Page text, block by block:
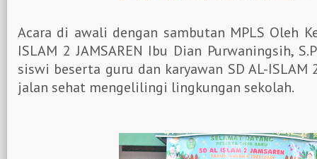
Acara di awali dengan sambutan MPLS Oleh
ISLAM 2 JAMSAREN Ibu Dian Purwaningsih,
siswi beserta guru dan karyawan SD AL-ISLAM
jalan sehat mengelilingi lingkungan sekolah.